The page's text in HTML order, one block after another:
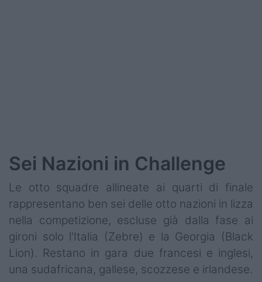
Sei Nazioni in Challenge
Le otto squadre allineate ai quarti di finale
rappresentano ben sei delle otto nazioni in lizza
nella competizione, escluse già dalla fase ai
gironi solo l'Italia (Zebre) e la Georgia (Black
Lion). Restano in gara due francesi e inglesi,
una sudafricana, gallese, scozzese e irlandese.